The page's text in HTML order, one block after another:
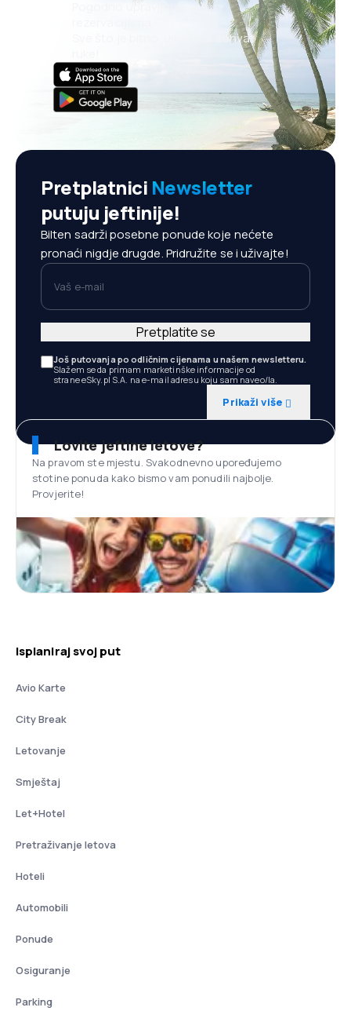
Sve što je bitno, uvijek na dohvat
Pretplatnici Newsletter
putuju jeftinije!
Bilten sadrži posebne ponude koje nećete
pronaći nigdje drugde. Pridružite se i uživajte!
Vaš e-mail
Još putovanja po odličnim cijenama u našem newsletteru.
Slažem se da primam marketinške informacije od
strane eSky.pl S.A. na e-mail adresu koju sam naveo/la.
Prikaži više
Pretplatite se
Lovite jeftine letove?
Na pravom ste mjestu. Svakodnevno upoređujemo
stotine ponuda kako bismo vam ponudili najbolje.
Provjerite!
Isplaniraj svoj put
Avio Karte
City Break
Letovanje
Smještaj
Let+Hotel
Pretraživanje letova
Hoteli
Automobili
Ponude
Osiguranje
Parking